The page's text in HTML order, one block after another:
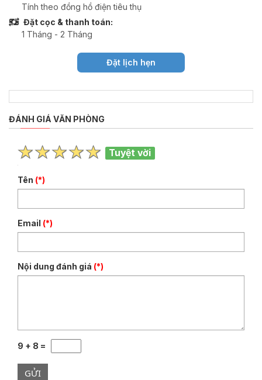
Tính theo đồng hồ điện tiêu thụ
Đặt cọc & thanh toán:
1 Tháng - 2 Tháng
Đặt lịch hẹn
ĐÁNH GIÁ VĂN PHÒNG
Tuyệt vời
Tên (*)
Email (*)
Nội dung đánh giá (*)
9 + 8 =
GỬI